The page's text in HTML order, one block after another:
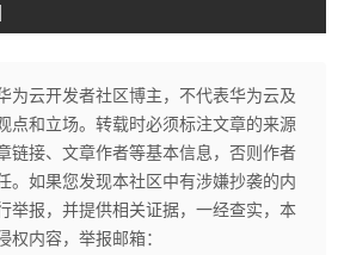
为云开发者社区博主，不代表华为云及
点和立场。转载时必须标注文章的来源
链接、文章作者等基本信息，否则作者
。如果您发现本社区中有涉嫌抄袭的内
举报，并提供相关证据，一经查实，本
权内容，举报邮箱：